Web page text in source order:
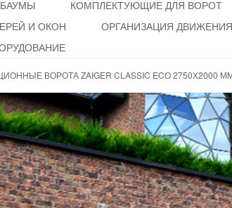
КОМПЛЕКТУЮЩИЕ ДЛЯ ВОРОТ
И ОКОН
ОРГАНИЗАЦИЯ ДВИЖЕНИЯ
ВОРОТА ZAIGER CLASSIC ECO 2750Х2000